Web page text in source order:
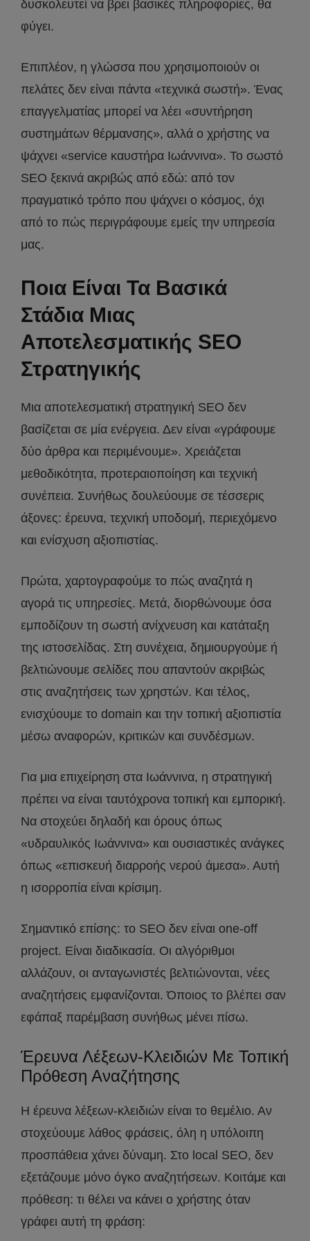
δυσκολευτεί να βρει βασικές πληροφορίες, θα
φύγει.
Επιπλέον, η γλώσσα που χρησιμοποιούν οι
πελάτες δεν είναι πάντα «τεχνικά σωστή». Ένας
επαγγελματίας μπορεί να λέει «συντήρηση
συστημάτων θέρμανσης», αλλά ο χρήστης να
ψάχνει «service καυστήρα Ιωάννινα». Το σωστό
SEO ξεκινά ακριβώς από εδώ: από τον
πραγματικό τρόπο που ψάχνει ο κόσμος, όχι
από το πώς περιγράφουμε εμείς την υπηρεσία
μας.
Ποια Είναι Τα Βασικά
Στάδια Μιας
Αποτελεσματικής SEO
Στρατηγικής
Μια αποτελεσματική στρατηγική SEO δεν
βασίζεται σε μία ενέργεια. Δεν είναι «γράφουμε
δύο άρθρα και περιμένουμε». Χρειάζεται
μεθοδικότητα, προτεραιοποίηση και τεχνική
συνέπεια. Συνήθως δουλεύουμε σε τέσσερις
άξονες: έρευνα, τεχνική υποδομή, περιεχόμενο
και ενίσχυση αξιοπιστίας.
Πρώτα, χαρτογραφούμε το πώς αναζητά η
αγορά τις υπηρεσίες. Μετά, διορθώνουμε όσα
εμποδίζουν τη σωστή ανίχνευση και κατάταξη
της ιστοσελίδας. Στη συνέχεια, δημιουργούμε ή
βελτιώνουμε σελίδες που απαντούν ακριβώς
στις αναζητήσεις των χρηστών. Και τέλος,
ενισχύουμε το domain και την τοπική αξιοπιστία
μέσω αναφορών, κριτικών και συνδέσμων.
Για μια επιχείρηση στα Ιωάννινα, η στρατηγική
πρέπει να είναι ταυτόχρονα τοπική και εμπορική.
Να στοχεύει δηλαδή και όρους όπως
«υδραυλικός Ιωάννινα» και ουσιαστικές ανάγκες
όπως «επισκευή διαρροής νερού άμεσα». Αυτή
η ισορροπία είναι κρίσιμη.
Σημαντικό επίσης: το SEO δεν είναι one-off
project. Είναι διαδικασία. Οι αλγόριθμοι
αλλάζουν, οι ανταγωνιστές βελτιώνονται, νέες
αναζητήσεις εμφανίζονται. Όποιος το βλέπει σαν
εφάπαξ παρέμβαση συνήθως μένει πίσω.
Έρευνα Λέξεων-Κλειδιών Με Τοπική
Πρόθεση Αναζήτησης
Η έρευνα λέξεων-κλειδιών είναι το θεμέλιο. Αν
στοχεύουμε λάθος φράσεις, όλη η υπόλοιπη
προσπάθεια χάνει δύναμη. Στο local SEO, δεν
εξετάζουμε μόνο όγκο αναζητήσεων. Κοιτάμε και
πρόθεση: τι θέλει να κάνει ο χρήστης όταν
γράφει αυτή τη φράση: